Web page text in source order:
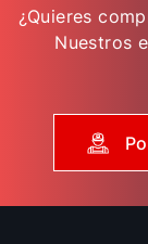
¿Quieres
Nuestros